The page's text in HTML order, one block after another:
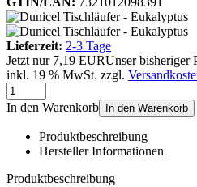
Lieferzeit: 2-3 Tage
Jetzt nur 7,19 EURUnser bisheriger
inkl. 19 % MwSt. zzgl.
In den Warenkorb In den Warenkorb
Produktbeschreibung
Hersteller Informationen
Produktbeschreibung